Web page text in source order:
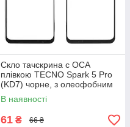
Скло тачскрина c OCA
плівкою TECNO Spark 5 Pro
(KD7) чорне, з олеофобним
покриттям, загартоване
В наявності
61 ₴ 66 ₴